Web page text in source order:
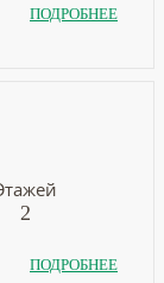
ПОДРОБНЕЕ
2
ПОДРОБНЕЕ